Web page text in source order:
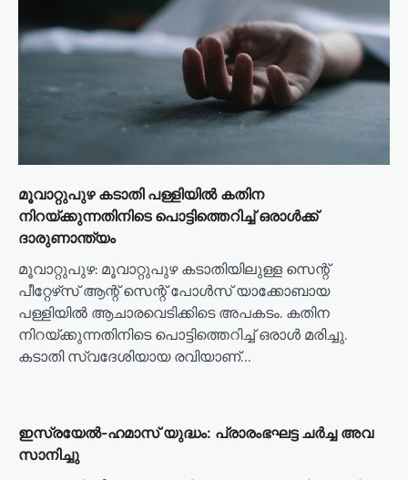
മൂവാറ്റുപുഴ കടാതി പള്ളിയിൽ കതിന
നിറയ്ക്കുന്നതിനിടെ പൊട്ടിത്തെറിച്ച് ഒരാൾക്ക്
ദാരുണാന്ത്യം
മൂവാറ്റുപുഴ: മൂവാറ്റുപുഴ കടാതിയിലുള്ള സെന്റ്
പീറ്റേഴ്‌സ് ആന്റ് സെന്റ് പോള്‍സ് യാക്കോബായ
പള്ളിയില്‍ ആചാരവെടിക്കിടെ അപകടം. കതിന
നിറയ്ക്കുന്നതിനിടെ പൊട്ടിത്തെറിച്ച് ഒരാള്‍ മരിച്ചു.
കടാതി സ്വദേശിയായ രവിയാണ്…
ഇസ്രയേൽ-ഹമാസ് യുദ്ധം: പ്രാ​രം​ഭ​ഘ​ട്ട ച​ർ​ച്ച അ​വ​
സാ​നി​ച്ചു